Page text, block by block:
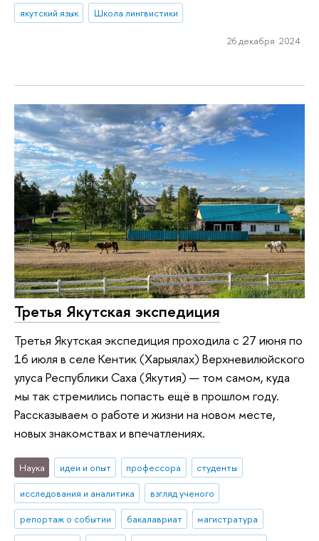
якутский язык
Школа лингвистики
26 декабря 2024
Третья Якутская экспедиция
Третья Якутская экспедиция проходила с 27 июня по
16 июля в селе Кентик (Харыялах) Верхневилюйского
улуса Республики Саха (Якутия) — том самом, куда
мы так стремились попасть ещё в прошлом году.
Рассказываем о работе и жизни на новом месте,
новых знакомствах и впечатлениях.
Наука идеи и опыт профессора
студенты
исследования и аналитика
взгляд ученого
репортаж о событии
бакалавриат
магистратура